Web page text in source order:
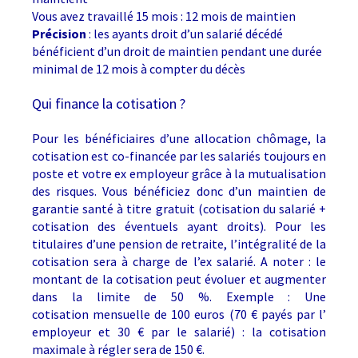
Vous avez travaillé 15 mois : 12 mois de maintien
Précision : les ayants droit d’un salarié décédé
bénéficient d’un droit de maintien pendant une durée
minimal de 12 mois à compter du décès
Qui finance la cotisation ?
Pour les bénéficiaires d’une allocation chômage, la
cotisation est co-financée par les salariés toujours en
poste et votre ex employeur grâce à la mutualisation
des risques. Vous bénéficiez donc d’un maintien de
garantie santé à titre gratuit (cotisation du salarié +
cotisation des éventuels ayant droits). Pour les
titulaires d’une pension de retraite, l’intégralité de la
cotisation sera à charge de l’ex salarié. A noter : le
montant de la cotisation peut évoluer et augmenter
dans la limite de 50 %. Exemple : Une
cotisation mensuelle de 100 euros (70 € payés par l’
employeur et 30 € par le salarié) : la cotisation
maximale à régler sera de 150 €.